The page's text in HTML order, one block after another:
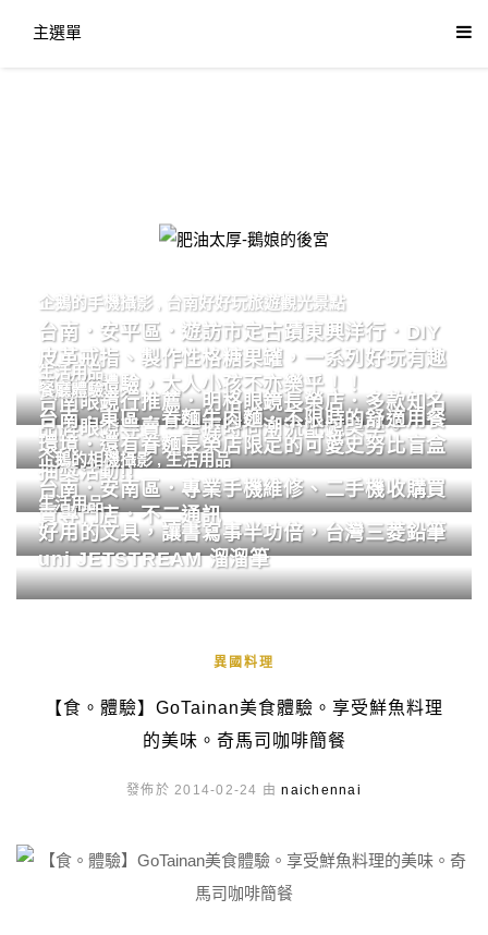
主選單
肥油太厚-鵝娘的後宮
企鵝的手機攝影 台南好好玩旅遊觀光景點
台南．安平區．遊訪市定古蹟東興洋行．DIY
皮革戒指、製作性格糖果罐，一系列好玩有趣
的手作體驗，大人小孩不亦樂乎！！
生活用品
台南眼鏡行推薦．明格眼鏡長榮店．多款知名
品牌眼鏡專賣．掌握時尚潮流配鏡美學。
餐廳體驗
台南．東區．眷麵牛肉麵．不限時的舒適用餐
環境．還有眷麵長榮店限定的可愛史努比盲盒
抽獎活動!!
企鵝的相機攝影,生活用品
台南．安南區．專業手機維修、二手機收購買
賣專門店．不二通訊
生活用品
好用的文具，讓書寫事半功倍，台灣三菱鉛筆
uni JETSTREAM 溜溜筆
異國料理
【食。體驗】GoTainan美食體驗。享受鮮魚料理
的美味。奇馬司咖啡簡餐
發佈於 2014-02-24 由naichennai